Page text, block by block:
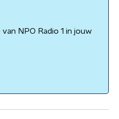
NPO Radio 1 in jouw